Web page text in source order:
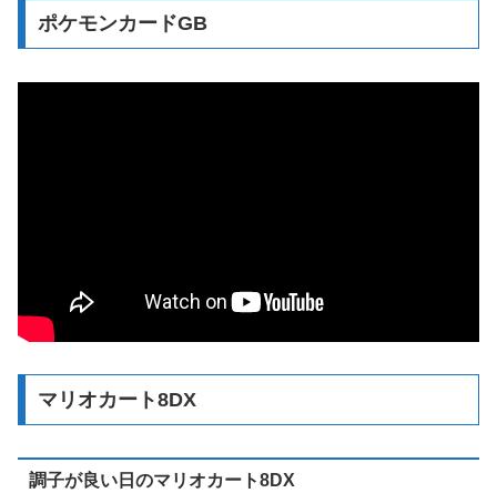
ポケモンカードGB
マリオカート8DX
調子が良い日のマリオカート8DX